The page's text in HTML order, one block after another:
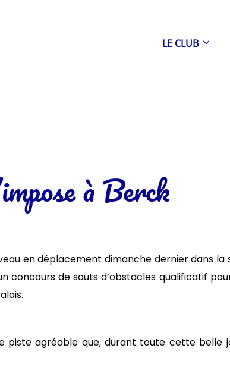
LE CLUB
à Berck
en déplacement dimanche dernier dans
concours de sauts d’obstacles qualificatif
piste agréable que, durant toute cette